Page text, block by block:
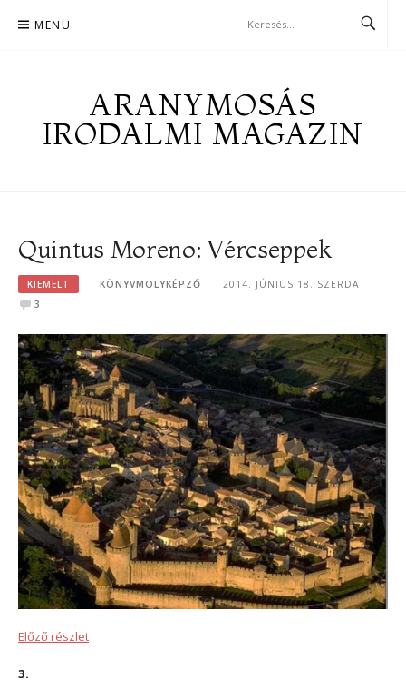
MENU
ARANYMOSÁS
IRODALMI MAGAZIN
Quintus Moreno: Vércseppek
KIEMELT KÖNYVMOLYKÉPZŐ
2014. JÚNIUS 18. SZERDA
3
Előző részlet
3.